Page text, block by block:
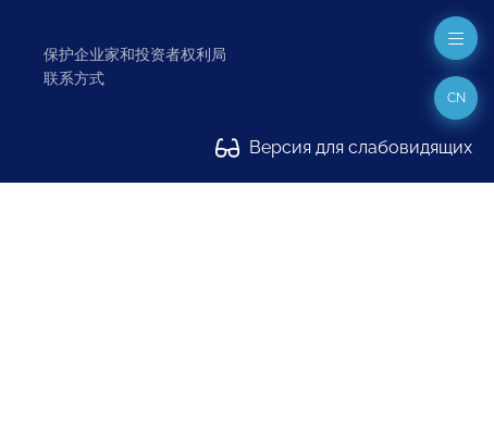
保护企业家和投资者权利局
联系方式
Версия для слабовидящих
CN